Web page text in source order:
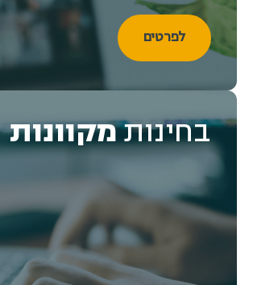
לפרטים
בחינותמקוונות